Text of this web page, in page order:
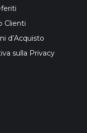
Clienti
d’Acquisto
sulla Privacy